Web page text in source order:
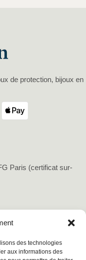
des technologies
aux informations des
de protection, bijoux en
Paris (certificat sur-